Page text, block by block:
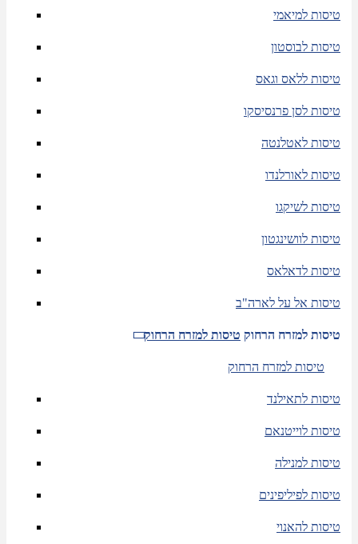
טיסות למיאמי
טיסות לבוסטון
טיסות ללאס וגאס
טיסות לסן פרנסיסקו
טיסות לאטלנטה
טיסות לאורלנדו
טיסות לשיקגו
טיסות לוושינגטון
טיסות לדאלאס
טיסות אל על לארה"ב
טיסות למזרח הרחוק טיסות למזרח הרחוק
טיסות למזרח הרחוק
טיסות לתאילנד
טיסות לוייטנאם
טיסות למנילה
טיסות לפיליפינים
טיסות להאנוי